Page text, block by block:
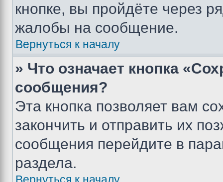
кнопке, вы пройдёте через
жалобы на сообщение.
Вернуться к началу
» Что означает кнопка
сообщения?
Эта кнопка позволяет вам
закончить и отправить их
сообщения перейдите в
раздела.